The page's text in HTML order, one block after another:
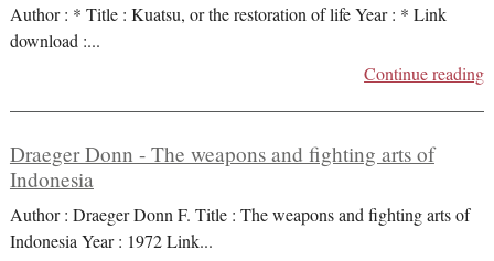
Author : * Title : Kuatsu, or the restoration of life Year : * Link
download :...
Continue reading
Draeger Donn - The weapons and fighting arts of
Indonesia
Author : Draeger Donn F. Title : The weapons and fighting arts of
Indonesia Year : 1972 Link...